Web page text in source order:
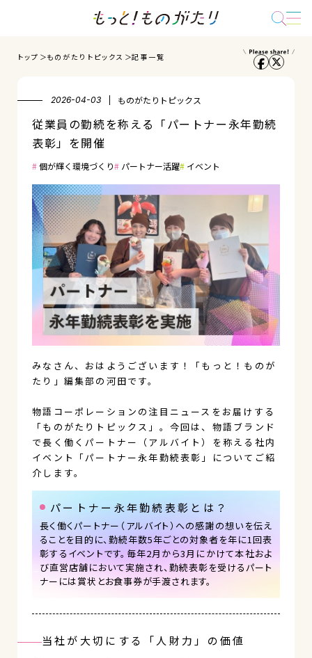
トップ ものがたりトピックス 記事一覧
2026-04-03 ものがたりトピックス
従業員の勤続を称える「パートナー永年勤続
表彰」を開催
個が輝く環境づくり パートナー活躍 イベント
みなさん、おはようございます！「もっと！ものが
たり」編集部の河田です。
物語コーポレーションの注目ニュースをお届けする
「ものがたりトピックス」。今回は、物語ブランド
で長く働くパートナー（アルバイト）を称える社内
イベント「パートナー永年勤続表彰」についてご紹
介します。
パートナー永年勤続表彰とは？
長く働くパートナー（アルバイト）への感謝の想いを伝え
ることを目的に、勤続年数5年ごとの対象者を年に1回表
彰するイベントです。毎年2月から3月にかけて本社およ
び直営店舗において実施され、勤続表彰を受けるパート
ナーには賞状とお食事券が手渡されます。
当社が大切にする「人財力」の価値